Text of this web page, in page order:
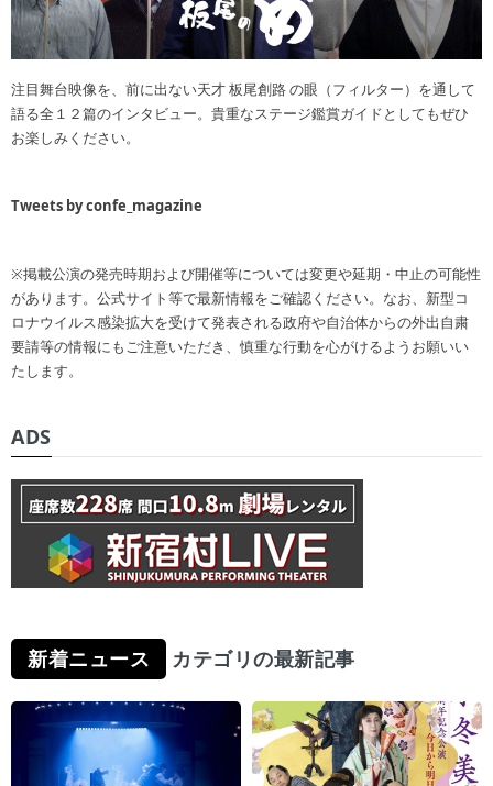
注目舞台映像を、前に出ない天才 板尾創路 の眼（フィルター）を通して
語る全１２篇のインタビュー。貴重なステージ鑑賞ガイドとしてもぜひ
お楽しみください。
Tweets by confe_magazine
※掲載公演の発売時期および開催等については変更や延期・中止の可能性
があります。公式サイト等で最新情報をご確認ください。なお、新型コ
ロナウイルス感染拡大を受けて発表される政府や自治体からの外出自粛
要請等の情報にもご注意いただき、慎重な行動を心がけるようお願いい
たします。
ADS
新着ニュース カテゴリの最新記事